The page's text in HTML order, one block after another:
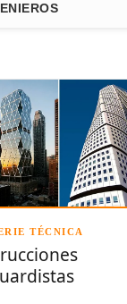
TÉCNICA